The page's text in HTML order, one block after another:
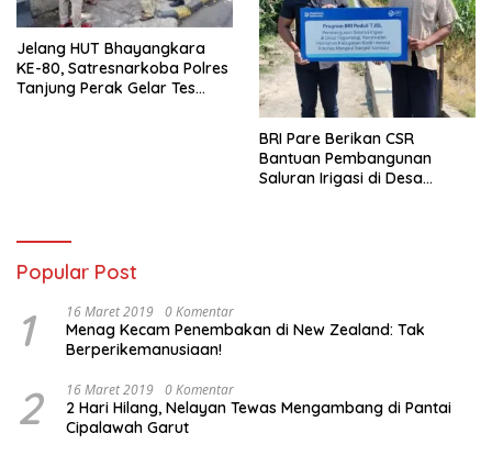
Jelang HUT Bhayangkara
KE-80, Satresnarkoba Polres
Tanjung Perak Gelar Tes
BRI Pare Berikan CSR
Bantuan Pembangunan
Saluran Irigasi di Desa
Popular Post
1 16 Maret 2019 0 Komentar
Menag Kecam Penembakan di New Zealand: Tak
Berperikemanusiaan!
2 16 Maret 2019 0 Komentar
2 Hari Hilang, Nelayan Tewas Mengambang di Pantai
Cipalawah Garut